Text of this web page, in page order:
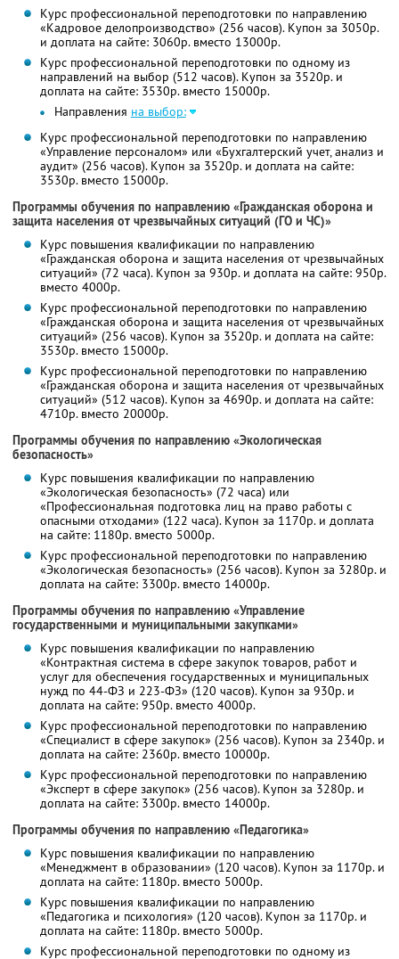
Курс профессиональной переподготовки по направлению
«Кадровое делопроизводство» (256 часов). Купон за 3050р.
и доплата на сайте: 3060р. вместо 13000р.
Курс профессиональной переподготовки по одному из
направлений на выбор (512 часов). Купон за 3520р. и
доплата на сайте: 3530р. вместо 15000р.
Направления на выбор:
Курс профессиональной переподготовки по направлению
«Управление персоналом» или «Бухгалтерский учет, анализ и
аудит» (256 часов). Купон за 3520р. и доплата на сайте:
3530р. вместо 15000р.
Программы обучения по направлению «Гражданская оборона и
защита населения от чрезвычайных ситуаций (ГО и ЧС)»
Курс повышения квалификации по направлению
«Гражданская оборона и защита населения от чрезвычайных
ситуаций» (72 часа). Купон за 930р. и доплата на сайте: 950р.
вместо 4000р.
Курс профессиональной переподготовки по направлению
«Гражданская оборона и защита населения от чрезвычайных
ситуаций» (256 часов). Купон за 3520р. и доплата на сайте:
3530р. вместо 15000р.
Курс профессиональной переподготовки по направлению
«Гражданская оборона и защита населения от чрезвычайных
ситуаций» (512 часов). Купон за 4690р. и доплата на сайте:
4710р. вместо 20000р.
Программы обучения по направлению «Экологическая
безопасность»
Курс повышения квалификации по направлению
«Экологическая безопасность» (72 часа) или
«Профессиональная подготовка лиц на право работы с
опасными отходами» (122 часа). Купон за 1170р. и доплата
на сайте: 1180р. вместо 5000р.
Курс профессиональной переподготовки по направлению
«Экологическая безопасность» (256 часов). Купон за 3280р. и
доплата на сайте: 3300р. вместо 14000р.
Программы обучения по направлению «Управление
государственными и муниципальными закупками»
Курс повышения квалификации по направлению
«Контрактная система в сфере закупок товаров, работ и
услуг для обеспечения государственных и муниципальных
нужд по 44-ФЗ и 223-ФЗ» (120 часов). Купон за 930р. и
доплата на сайте: 950р. вместо 4000р.
Курс профессиональной переподготовки по направлению
«Специалист в сфере закупок» (256 часов). Купон за 2340р. и
доплата на сайте: 2360р. вместо 10000р.
Курс профессиональной переподготовки по направлению
«Эксперт в сфере закупок» (256 часов). Купон за 3280р. и
доплата на сайте: 3300р. вместо 14000р.
Программы обучения по направлению «Педагогика»
Курс повышения квалификации по направлению
«Менеджмент в образовании» (120 часов). Купон за 1170р. и
доплата на сайте: 1180р. вместо 5000р.
Курс повышения квалификации по направлению
«Педагогика и психология» (120 часов). Купон за 1170р. и
доплата на сайте: 1180р. вместо 5000р.
Курс профессиональной переподготовки по одному из